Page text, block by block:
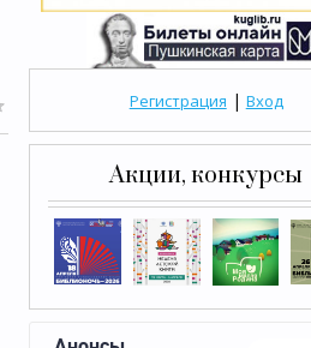
Регистрация | Вход
Акции, конкурсы